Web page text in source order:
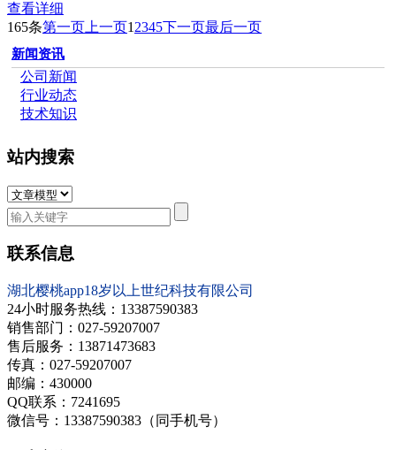
查看详细
165条第一页 上一页1 2345下一页最后一页
新闻资讯
公司新闻
行业动态
技术知识
站内搜索
联系信息
湖北樱桃app18岁以上世纪科技有限公司
24小时服务热线：13387590383
销售部门： 027-59207007
售后服务：13871473683
传真： 027-59207007
邮编：430000
QQ联系：7241695
微信号：13387590383（同手机号）